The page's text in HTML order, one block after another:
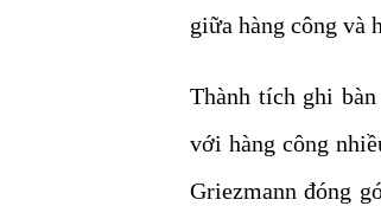
giữa hàng công và
Thành tích ghi
với hàng công
Griezmann đóng